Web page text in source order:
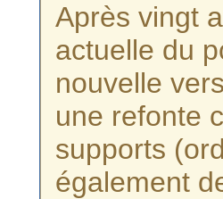
Après vingt
actuelle du
nouvelle
une refonte
supports
également